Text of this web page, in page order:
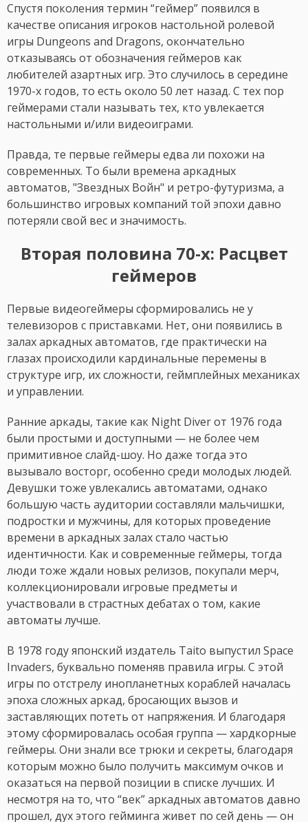
Спустя поколения термин “геймер” появился в
качестве описания игроков настольной ролевой
игры Dungeons and Dragons, окончательно
отказываясь от обозначения геймеров как
любителей азартных игр. Это случилось в середине
1970-х годов, то есть около 50 лет назад. С тех пор
геймерами стали называть тех, кто увлекается
настольными и/или видеоиграми.
Правда, те первые геймеры едва ли похожи на
современных. То были времена аркадных
автоматов, "Звездных Войн" и ретро-футуризма, а
большинство игровых компаний той эпохи давно
потеряли свой вес и значимость.
Вторая половина 70-х: Расцвет
геймеров
Первые видеогеймеры сформировались не у
телевизоров с приставками. Нет, они появились в
залах аркадных автоматов, где практически на
глазах происходили кардинальные перемены в
структуре игр, их сложности, геймплейных механиках
и управлении.
Ранние аркады, такие как Night Diver от 1976 года
были простыми и доступными — не более чем
примитивное слайд-шоу. Но даже тогда это
вызывало восторг, особенно среди молодых людей.
Девушки тоже увлекались автоматами, однако
большую часть аудитории составляли мальчишки,
подростки и мужчины, для которых проведение
времени в аркадных залах стало частью
идентичности. Как и современные геймеры, тогда
люди тоже ждали новых релизов, покупали мерч,
коллекционировали игровые предметы и
участвовали в страстных дебатах о том, какие
автоматы лучше.
В 1978 году японский издатель Taito выпустил Space
Invaders, буквально поменяв правила игры. С этой
игры по отстрелу инопланетных кораблей началась
эпоха сложных аркад, бросающих вызов и
заставляющих потеть от напряжения. И благодаря
этому сформировалась особая группа — хардкорные
геймеры. Они знали все трюки и секреты, благодаря
которым можно было получить максимум очков и
оказаться на первой позиции в списке лучших. И
несмотря на то, что “век” аркадных автоматов давно
прошел, дух этого гейминга живет по сей день — он